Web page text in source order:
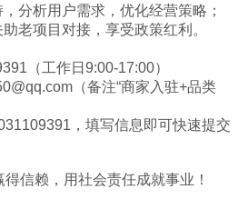
分析用户需求，优化经营策略；
老项目对接，享受政策红利。
（工作日9:00-17:00）
（备注“商家入驻+品类
，填写信息即可快速提交
信赖，用社会责任成就事业！